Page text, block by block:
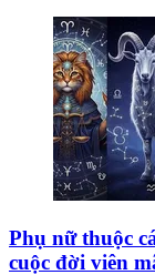
Phụ nữ thuộc
cuộc đời viên